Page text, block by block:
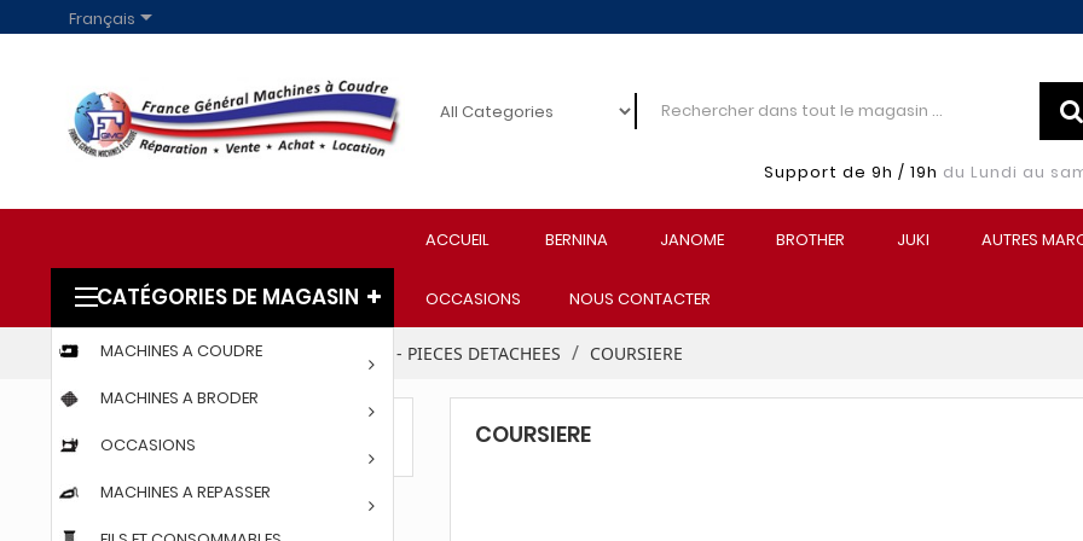
Français
Support de 9h / 19h du Lundi au
ACCUEIL BERNINA JANOME BROTHER JUKI AUTRES
OCCASIONS NOUS CONTACTER
CATÉGORIES DE MAGASIN
MACHINES A COUDRE
MACHINES A BRODER
OCCASIONS
MACHINES A REPASSER
Accueil PARTICULIERS ACCESSOIRES - PIECES DETACHEES COURSIERE
COURSIERE COURSIERE